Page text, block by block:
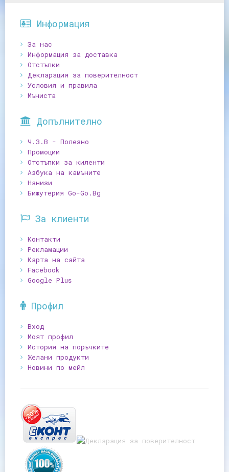
Информация
За нас
Информация за доставка
Отстъпки
Декларация за поверителност
Условия и правила
Мъниста
Допълнително
Ч.З.В - Полезно
Промоции
Отстъпки за киленти
Азбука на камъните
Нанизи
Бижутерия Go-Go.Bg
За клиенти
Контакти
Рекламации
Карта на сайта
Facebook
Google Plus
Профил
Вход
Моят профил
История на поръчките
Желани продукти
Новини по мейл